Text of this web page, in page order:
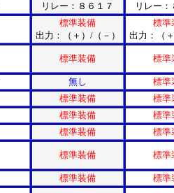
リレー：８６１７
リレー
標準装備
出力：（＋）/（－）
標準
出力：（
標準装備 標準
無し
標準
標準装備
標準
標準装備
標準
標準装備
標準
標準装備 標準
標準装備
標準